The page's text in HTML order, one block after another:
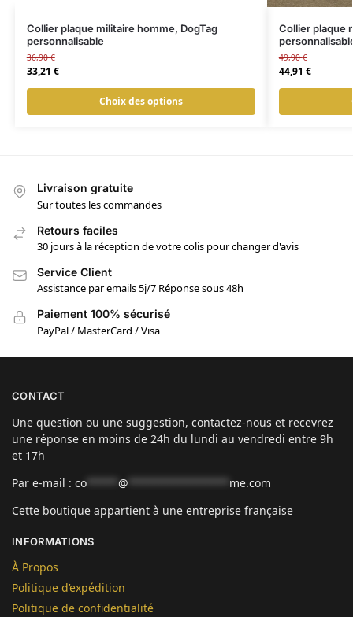
Collier plaque militaire homme, DogTag
personnalisable
36,90€
33,21 €
Choix des options
Collier plaque
49,90€
44,91 €
Livraison gratuite
Sur toutes les commandes
Retours faciles
30 jours à la réception de votre colis pour changer d'avis
Service Client
Assistance par emails 5j/7 Réponse sous 48h
Paiement 100% sécurisé
PayPal / MasterCard / Visa
CONTACT
Une question ou une suggestion, contactez-nous et recevrez
une réponse en moins de 24h du lundi au vendredi entre 9h
et 17h
Par e-mail : co @
me.com
Cette boutique appartient à une entreprise française
INFORMATIONS
À Propos
Politique d’expédition
Politique de confidentialité